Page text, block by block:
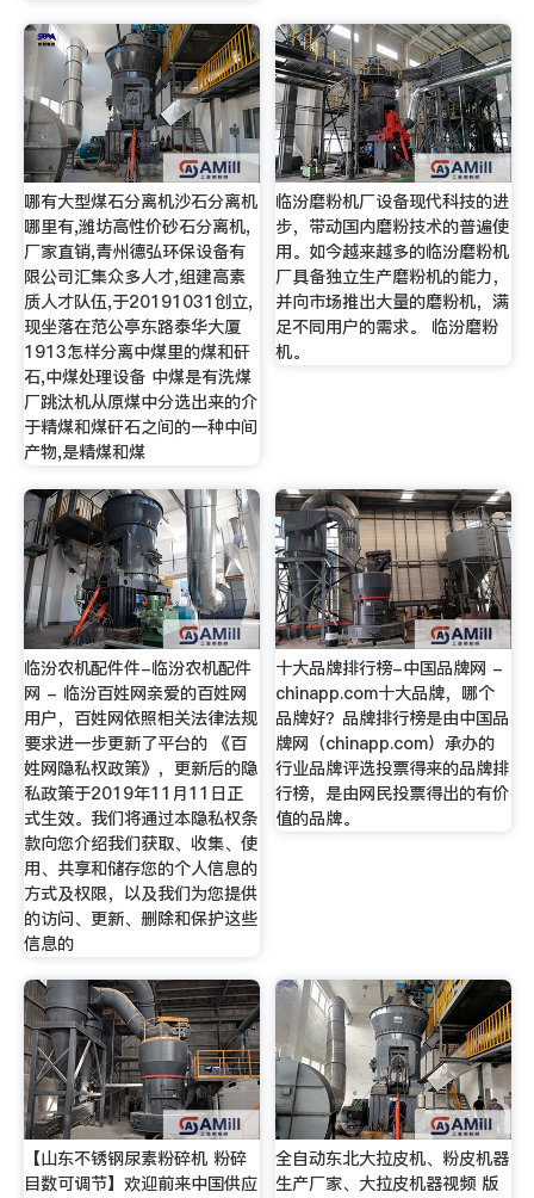
哪有大型煤石分离机沙石分离机
哪里有,潍坊高性价砂石分离机,
厂家直销,青州德弘环保设备有
限公司汇集众多人才,组建高素
质人才队伍,于20191031创立,
现坐落在范公亭东路泰华大厦
1913怎样分离中煤里的煤和矸
石,中煤处理设备 中煤是有洗煤
厂跳汰机从原煤中分选出来的介
于精煤和煤矸石之间的一种中间
产物,是精煤和煤
临汾磨粉机厂设备现代科技的进
步，带动国内磨粉技术的普遍使
用。如今越来越多的临汾磨粉机
厂具备独立生产磨粉机的能力，
并向市场推出大量的磨粉机，满
足不同用户的需求。 临汾磨粉
机。
临汾农机配件件-临汾农机配件
网 - 临汾百姓网亲爱的百姓网
用户，百姓网依照相关法律法规
要求进一步更新了平台的 《百
姓网隐私权政策》，更新后的隐
私政策于2019年11月11日正
式生效。我们将通过本隐私权条
款向您介绍我们获取、收集、使
用、共享和储存您的个人信息的
方式及权限，以及我们为您提供
的访问、更新、删除和保护这些
信息的
十大品牌排行榜-中国品牌网 -
chinapp.com十大品牌，哪个
品牌好？品牌排行榜是由中国品
牌网（chinapp.com）承办的
行业品牌评选投票得来的品牌排
行榜，是由网民投票得出的有价
值的品牌。
【山东不锈钢尿素粉碎机 粉碎
目数可调节】欢迎前来中国供应
全自动东北大拉皮机、粉皮机器
生产厂家、大拉皮机器视频 版